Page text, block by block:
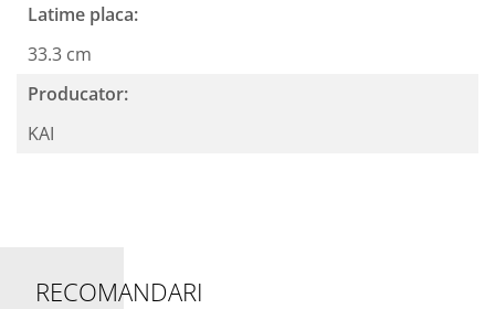
Latime placa:
33.3 cm
Producator:
KAI
RECOMANDARI